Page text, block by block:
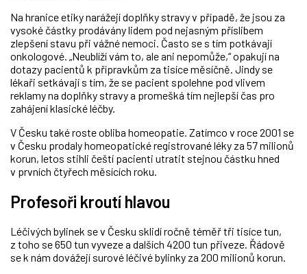
Na hranice etiky narážejí doplňky stravy v případě, že jsou za
vysoké částky prodávány lidem pod nejasným příslibem
zlepšení stavu při vážné nemoci. Často se s tím potkávají
onkologové. „Neublíží vám to, ale ani nepomůže,“ opakují na
dotazy pacientů k přípravkům za tisíce měsíčně. Jindy se
lékaři setkávají s tím, že se pacient spolehne pod vlivem
reklamy na doplňky stravy a promešká tím nejlepší čas pro
zahájení klasické léčby.
V Česku také roste obliba homeopatie. Zatímco v roce 2001 se
v Česku prodaly homeopatické registrované léky za 57 milionů
korun, letos stihli čeští pacienti utratit stejnou částku hned
v prvních čtyřech měsících roku.
Profesoři kroutí hlavou
Léčivých bylinek se v Česku sklidí ročně téměř tři tisíce tun,
z toho se 650 tun vyveze a dalších 4200 tun přiveze. Řádově
se k nám dovážejí surové léčivé bylinky za 200 milionů korun.